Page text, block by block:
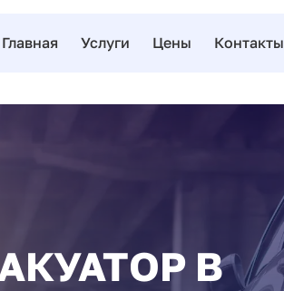
Главная Услуги Цены Контакты
В